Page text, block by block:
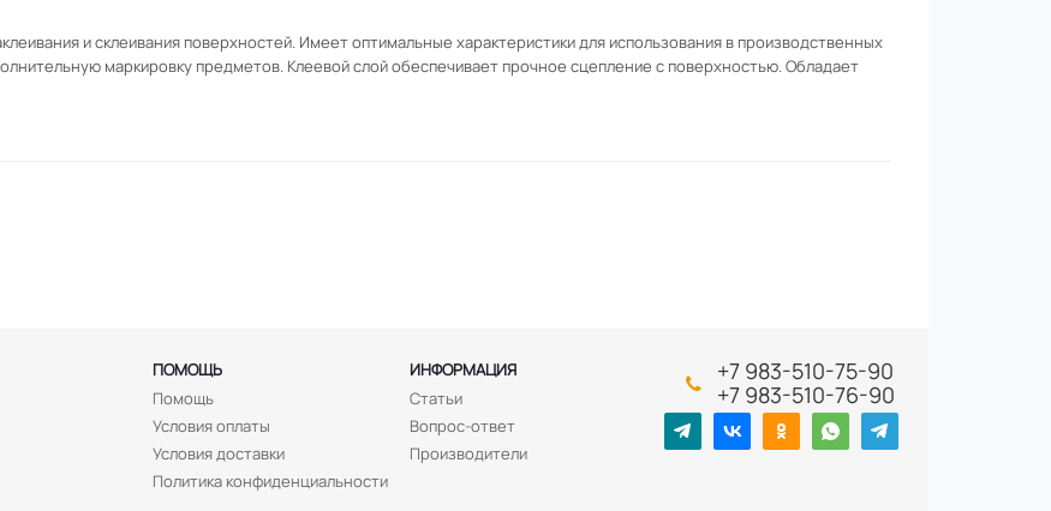
и склеивания поверхностей. Имеет оптимальные характеристики для использования в производственных
маркировку предметов. Клеевой слой обеспечивает прочное сцепление с поверхностью. Обладает
ПОМОЩЬ
ИНФОРМАЦИЯ
Помощь
Условия оплаты
Условия доставки
Политика конфиденциальности
Статьи
Вопрос-ответ
Производители
+7 983-510-75-90
+7 983-510-76-90